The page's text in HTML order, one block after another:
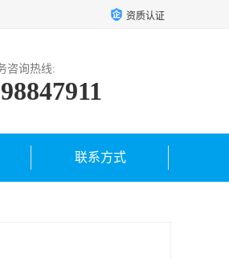
资质认证
咨询热线:
联系方式